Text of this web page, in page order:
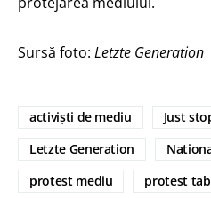
Sursă foto: Letzte Generation
activiști de mediu Just
Letzte Generation
protest mediu
protest